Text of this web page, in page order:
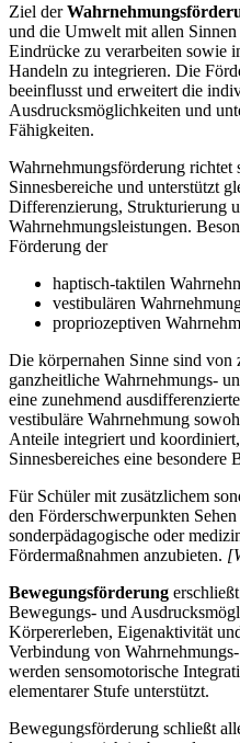
Ziel der
und die Umwelt mit allen
Eindrücke zu verarbeiten sowie
Handeln zu integrieren. Die
beeinflusst und erweitert die
Ausdrucksmöglichkeiten und
Fähigkeiten.
Wahrnehmungsförderung
Sinnesbereiche und unterstützt
Differenzierung, Strukturierung
Wahrnehmungsleistungen.
Förderung der
haptisch-taktilen
vestibulären
propriozeptiven
Die körpernahen Sinne sind von
ganzheitliche Wahrnehmungs-
eine zunehmend
vestibuläre Wahrnehmung
Anteile integriert und
Sinnesbereiches eine besondere
Für Schüler mit zusätzlichem
den Förderschwerpunkten
sonderpädagogische oder
Fördermaßnahmen anzubieten.
Bewegungsförderung
Bewegungs- und
Körpererleben, Eigenaktivität
Verbindung von
werden sensomotorische
elementarer Stufe unterstützt.
Bewegungsförderung schließt